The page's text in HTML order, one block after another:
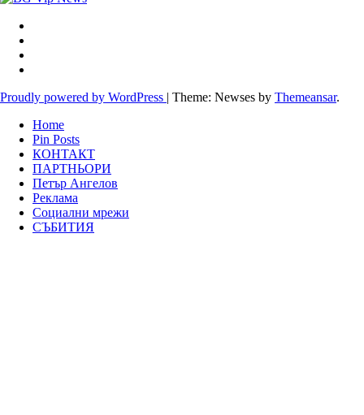
Proudly powered by WordPress | Theme: Newses by Themeansar.
Home
Pin Posts
КОНТАКТ
ПАРТНЬОРИ
Петър Ангелов
Реклама
Социални мрежи
СЪБИТИЯ